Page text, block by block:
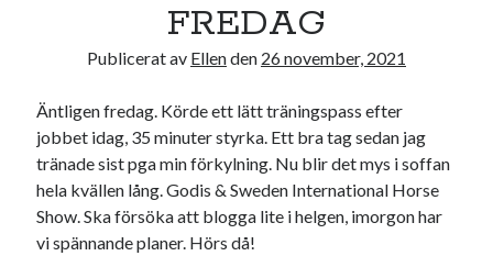
FREDAG
Publicerat av Ellenden 26 november, 2021
Äntligen fredag. Körde ett lätt träningspass efter
jobbet idag, 35 minuter styrka. Ett bra tag sedan jag
tränade sist pga min förkylning. Nu blir det mys i soffan
hela kvällen lång. Godis & Sweden International Horse
Show. Ska försöka att blogga lite i helgen, imorgon har
vi spännande planer. Hörs då!